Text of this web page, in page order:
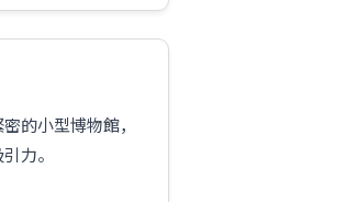
的小型博物館，
力。